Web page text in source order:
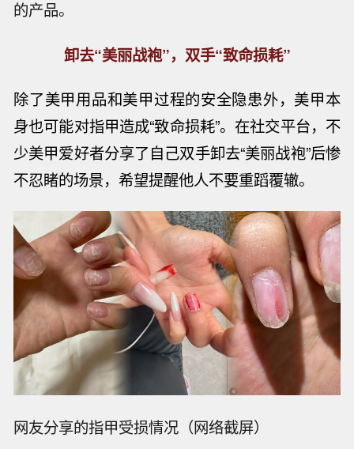
的产品。
卸去“美丽战袍”，双手“致命损耗”
除了美甲用品和美甲过程的安全隐患外，美甲本
身也可能对指甲造成“致命损耗”。在社交平台，不
少美甲爱好者分享了自己双手卸去“美丽战袍”后惨
不忍睹的场景，希望提醒他人不要重蹈覆辙。
网友分享的指甲受损情况（网络截屏）